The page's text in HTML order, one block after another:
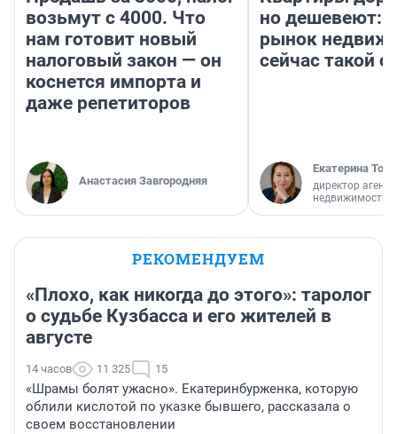
возьмут с 4000. Что
нам готовит новый
налоговый закон — он
коснется импорта и
даже репетиторов
Анастасия Завгородняя
но дешевеют:
рынок
сейчас такой
Екатерина
директор
недвижимости
РЕКОМЕНДУЕМ
«Плохо, как никогда до этого»: таролог
о судьбе Кузбасса и его жителей в
августе
14 часов 11 325 15
«Шрамы болят ужасно». Екатеринбурженка, которую
облили кислотой по указке бывшего, рассказала о
своем восстановлении